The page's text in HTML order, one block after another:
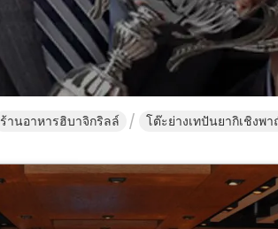
ร้านอาหารฮิบาจิกริลล์ โต๊ะย่างเทปันยากิเชิงพ